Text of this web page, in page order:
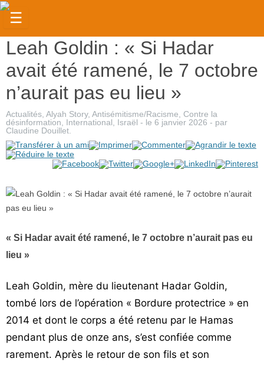
☰
Actualités
Judaïsme
Magazine
Sorties
Culture
Radio
High-
Tech
Insolites
Cuisine
Vos
chroniques
Les
bonnes
adresses
Leah Goldin : « Si Hadar
avait été ramené, le 7 octobre
n’aurait pas eu lieu »
Actualités Alyah Story, Antisémitisme/Racisme
Contre la
désinformation
International Israël - le 6 janvier 2026 - par
Claudine Douillet
« Si Hadar avait été ramené, le 7 octobre n’aurait pas eu
lieu »
Leah Goldin, mère du lieutenant Hadar Goldin,
tombé lors de l’opération « Bordure protectrice » en
2014 et dont le corps a été retenu par le Hamas
pendant plus de onze ans, s’est confiée comme
rarement. Après le retour de son fils et son